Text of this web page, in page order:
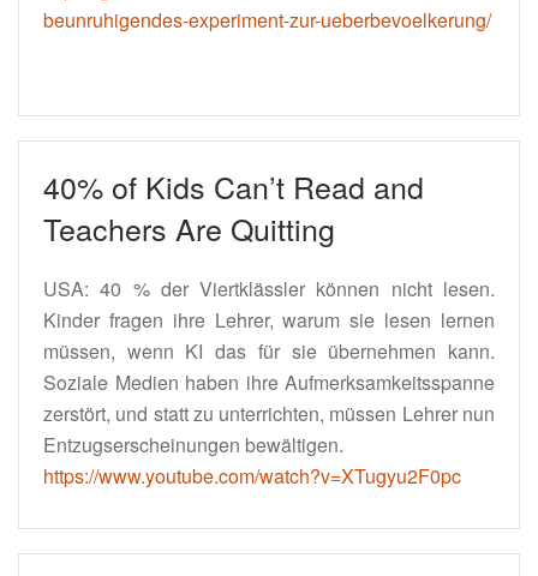
beunruhigendes-experiment-zur-ueberbevoelkerung/
40% of Kids Can’t Read and
Teachers Are Quitting
USA: 40 % der Viertklässler können nicht lesen.
Kinder fragen ihre Lehrer, warum sie lesen lernen
müssen, wenn KI das für sie übernehmen kann.
Soziale Medien haben ihre Aufmerksamkeitsspanne
zerstört, und statt zu unterrichten, müssen Lehrer nun
Entzugserscheinungen bewältigen.
https://www.youtube.com/watch?v=XTugyu2F0pc